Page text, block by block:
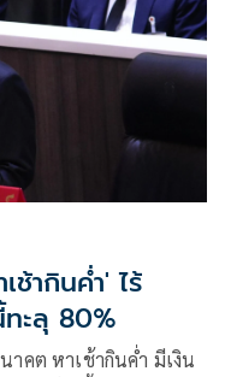
ช้ากินค่ำ' ไร้
ะลุ 80%
าคต หาเช้ากินค่ำ มีเงิน